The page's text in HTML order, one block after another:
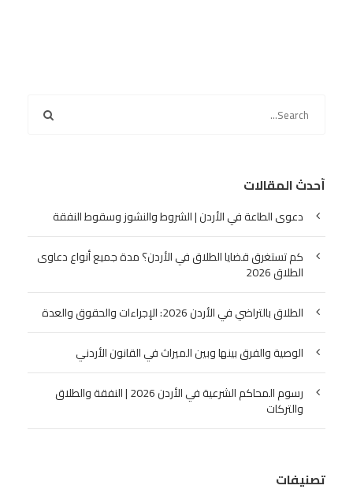
أحدث المقالات
دعوى الطاعة في الأردن | الشروط والنشوز وسقوط النفقة
كم تستغرق قضايا الطلاق في الأردن؟ مدة جميع أنواع دعاوى
الطلاق 2026
الطلاق بالتراضي في الأردن 2026: الإجراءات والحقوق والعدة
الوصية والفرق بينها وبين الميراث في القانون الأردني
رسوم المحاكم الشرعية في الأردن 2026 | النفقة والطلاق
والتركات
تصنيفات